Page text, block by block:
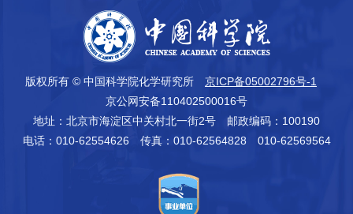
版权所有 © 中国科学院化学研究所
京ICP备05002796号-1
京公网安备110402500016号
地址：北京市海淀区中关村北一街2号
邮政编码：100190
电话：010-62554626
传真：010-62564828 010-62569564